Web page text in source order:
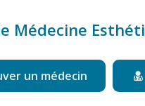
Médecine
un médecin